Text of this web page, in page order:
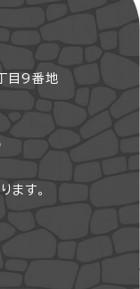
目9番地
ます。